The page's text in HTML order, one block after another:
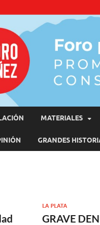
Promoviendo Derechos,
MATERIALES
GRANDES
LA PLATA
GRAVE